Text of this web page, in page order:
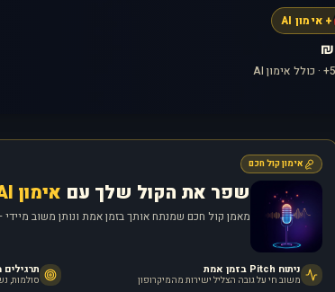
+ אימון AI
אימון קול חכם
שפר את הקול שלך עם אימון AI
מאמן קול חכם שמנתח אותך בזמן אמת ונותן משוב
ניתוח Pitch בזמן אמת
משוב חי על גובה הצליל ישירות מהמיקרופון סולמות,